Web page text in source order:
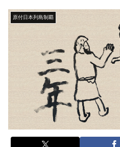
原付日本列島制覇